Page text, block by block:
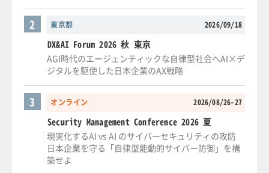
東京都 2026/09/18
2
DX&AI Forum 2026 秋 東京
AGI時代のエージェンティックな自律型社会へAI×デ
ジタルを駆使した日本企業のAX戦略
オンライン 2026/08/26-27
3
Security Management Conference 2026 夏
現実化するAI vs AI のサイバーセキュリティの攻防
日本企業を守る「自律型能動的サイバー防御」を構
築せよ